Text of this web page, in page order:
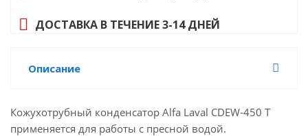
ДОСТАВКА В ТЕЧЕНИЕ 3-14 ДНЕЙ
Описание
Кожухотрубный конденсатор Alfa Laval CDEW-450 T
применяется для работы с пресной водой.